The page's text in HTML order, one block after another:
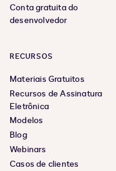
Conta gratuita do
desenvolvedor
RECURSOS
Materiais Gratuitos
Recursos de Assinatura
Eletrônica
Modelos
Blog
Webinars
Casos de clientes